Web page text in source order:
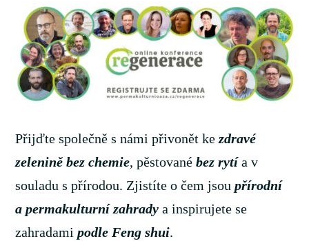
Přijďte společně s námi přivonět kezdravé
zelenině bez chemie, pěstovanébez rytía v
souladu s přírodou. Zjistíte o čem jsoupřírodní
a permakulturní zahrady a inspirujete se
zahradamipodle Feng shui.